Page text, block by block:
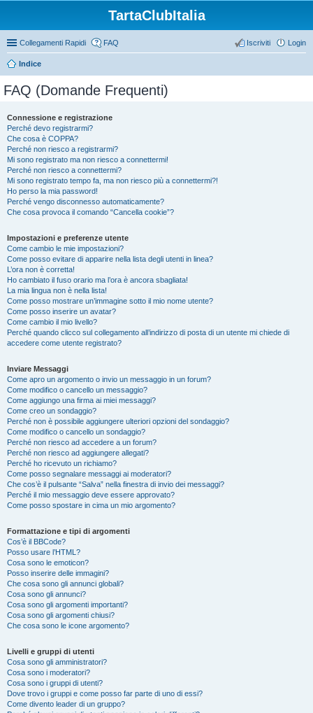
TartaClubItalia
Collegamenti Rapidi FAQ Login
Iscriviti
Indice
FAQ (Domande Frequenti)
Connessione e registrazione
Perché devo registrarmi?
Che cosa è COPPA?
Perché non riesco a registrarmi?
Mi sono registrato ma non riesco a connettermi!
Perché non riesco a connettermi?
Mi sono registrato tempo fa, ma non riesco più a connettermi?!
Ho perso la mia password!
Perché vengo disconnesso automaticamente?
Che cosa provoca il comando “Cancella cookie”?
Impostazioni e preferenze utente
Come cambio le mie impostazioni?
Come posso evitare di apparire nella lista degli utenti in linea?
L’ora non è corretta!
Ho cambiato il fuso orario ma l’ora è ancora sbagliata!
La mia lingua non è nella lista!
Come posso mostrare un’immagine sotto il mio nome utente?
Come posso inserire un avatar?
Come cambio il mio livello?
Perché quando clicco sul collegamento all’indirizzo di posta di un utente mi chiede di
accedere come utente registrato?
Inviare Messaggi
Come apro un argomento o invio un messaggio in un forum?
Come modifico o cancello un messaggio?
Come aggiungo una firma ai miei messaggi?
Come creo un sondaggio?
Perché non è possibile aggiungere ulteriori opzioni del sondaggio?
Come modifico o cancello un sondaggio?
Perché non riesco ad accedere a un forum?
Perché non riesco ad aggiungere allegati?
Perché ho ricevuto un richiamo?
Come posso segnalare messaggi ai moderatori?
Che cos’è il pulsante “Salva” nella finestra di invio dei messaggi?
Perché il mio messaggio deve essere approvato?
Come posso spostare in cima un mio argomento?
Formattazione e tipi di argomenti
Cos’è il BBCode?
Posso usare l’HTML?
Cosa sono le emoticon?
Posso inserire delle immagini?
Che cosa sono gli annunci globali?
Cosa sono gli annunci?
Cosa sono gli argomenti importanti?
Cosa sono gli argomenti chiusi?
Che cosa sono le icone argomento?
Livelli e gruppi di utenti
Cosa sono gli amministratori?
Cosa sono i moderatori?
Cosa sono i gruppi di utenti?
Dove trovo i gruppi e come posso far parte di uno di essi?
Come divento leader di un gruppo?